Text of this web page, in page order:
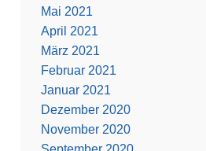
Mai 2021
April 2021
März 2021
Februar 2021
Januar 2021
Dezember 2020
November 2020